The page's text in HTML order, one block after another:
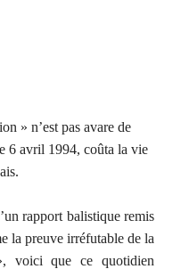
» n’est pas avare de
6 avril 1994, coûta la vie
rapport balistique remis
la preuve irréfutable de la
voici que ce quotidien